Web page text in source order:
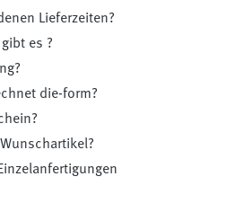
Lieferzeiten?
es ?
die-form?